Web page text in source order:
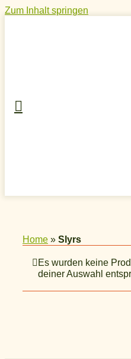
Zum Inhalt springen
Home » Slyrs
Es wurden keine
deiner Auswahl